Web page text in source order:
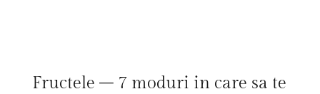
Fructele – 7 moduri in care sa te